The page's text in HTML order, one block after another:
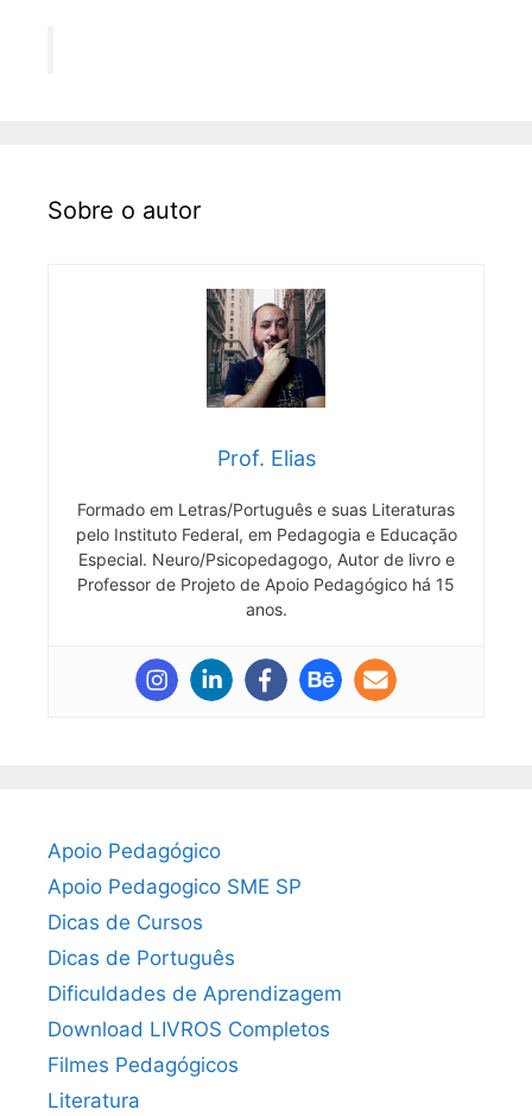
Sobre o autor
Prof. Elias
Formado em Letras/Português e suas Literaturas
pelo Instituto Federal, em Pedagogia e Educação
Especial. Neuro/Psicopedagogo, Autor de livro e
Professor de Projeto de Apoio Pedagógico há 15
anos.
Apoio Pedagógico
Apoio Pedagogico SME SP
Dicas de Cursos
Dicas de Português
Dificuldades de Aprendizagem
Download LIVROS Completos
Filmes Pedagógicos
Literatura